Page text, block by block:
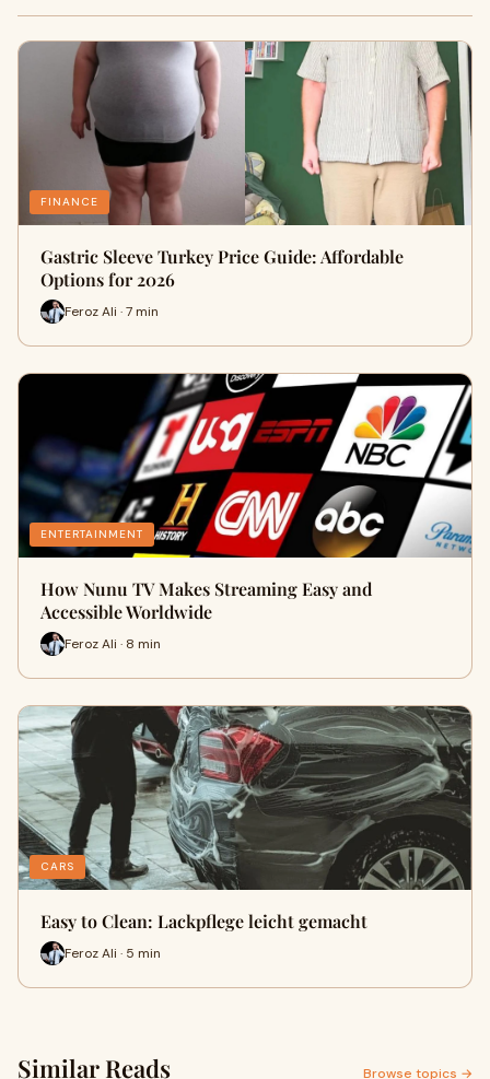
FINANCE
Gastric Sleeve Turkey Price Guide: Affordable
Options for 2026
Feroz Ali · 7 min
ENTERTAINMENT
How Nunu TV Makes Streaming Easy and
Accessible Worldwide
Feroz Ali · 8 min
CARS
Easy to Clean: Lackpflege leicht gemacht
Feroz Ali · 5 min
Similar Reads Browse topics →